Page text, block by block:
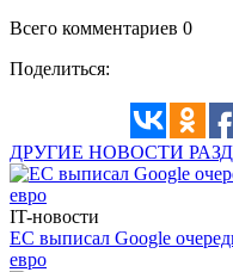
Всего комментариев 0
Поделиться:
ДРУГИЕ НОВОСТИ
IT-новости
ЕС выписал Google
евро